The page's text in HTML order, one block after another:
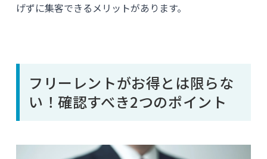
げずに集客できるメリットがあります。
フリーレントがお得とは限らな
い！確認すべき2つのポイント